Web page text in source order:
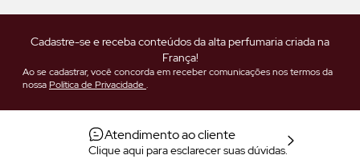
Cadastre-se e receba conteúdos da alta perfumaria criada na
França!
Ao se cadastrar, você concorda em receber comunicações nos termos da
nossa Política de Privacidade.
Atendimento ao cliente
Clique aqui para esclarecer suas dúvidas.